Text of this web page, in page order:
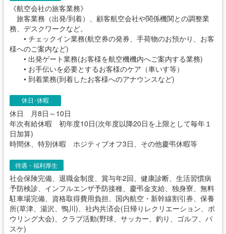
《航空会社の旅客業務》
旅客業務（出発/到着）、顧客航空会社や関係機関との調整業
務、デスクワークなど。
• チェックイン業務(航空券の発券、手荷物のお預かり、お客
様へのご案内など)
• 出発ゲート業務(お客様を航空機機内へご案内する業務)
• お手伝いを必要とするお客様のケア（車いす等）
• 到着業務(到着したお客様へのアナウンスなど)
休日･休暇
休日 月8日～10日
年次有給休暇 初年度10日(次年度以降20日を上限として毎年１
日加算)
時間休、特別休暇 ホジティブオフ3日、その他慶弔休暇等
待遇・福利厚生
社会保険完備、退職金制度、賞与年2回、健康診断、生活習慣病
予防検診、インフルエンザ予防接種、慶弔金支給、独身寮、無料
駐車場完備、資格取得費用負担、国内航空・新幹線割引券、保養
所(草津、湯沢、鴨川)、社内共済会(日帰りレクリエーション、ボ
ウリング大会)、クラブ活動(野球、サッカー、釣り、ゴルフ、バ
スケ)